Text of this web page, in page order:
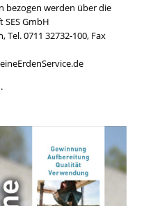
bezogen werden über die
SES GmbH
0711 32732-100, Fax